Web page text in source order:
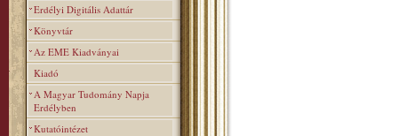
Erdélyi Digitális Adattár
Könyvtár
Az EME Kiadványai
Kiadó
A Magyar Tudomány Napja
Erdélyben
Kutatóintézet